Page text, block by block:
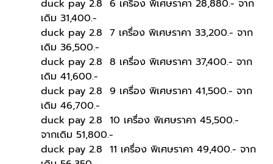
duck pay 2.8  6 เครื่อง พิเศษราคา 28,880.- จาก
เดิม 31,400.-
duck pay 2.8  7 เครื่อง พิเศษราคา 33,200.- จาก
เดิม 36,500.-
duck pay 2.8  8 เครื่อง พิเศษราคา 37,400.- จาก
เดิม 41,600.-
duck pay 2.8  9 เครื่อง พิเศษราคา 41,500.- จาก
เดิม 46,700.-
duck pay 2.8  10 เครื่อง พิเศษราคา 45,500.-
จากเดิม 51,800.-
duck pay 2.8  11 เครื่อง พิเศษราคา 49,400.- จาก